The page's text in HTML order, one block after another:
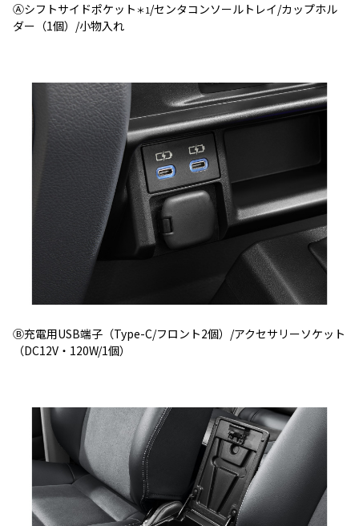
Ⓐシフトサイドポケット＊1/センタコンソールトレイ/カップホル
ダー（1個）/小物入れ
Ⓑ充電用USB端子（Type-C/フロント2個）/アクセサリーソケット
（DC12V・120W/1個）